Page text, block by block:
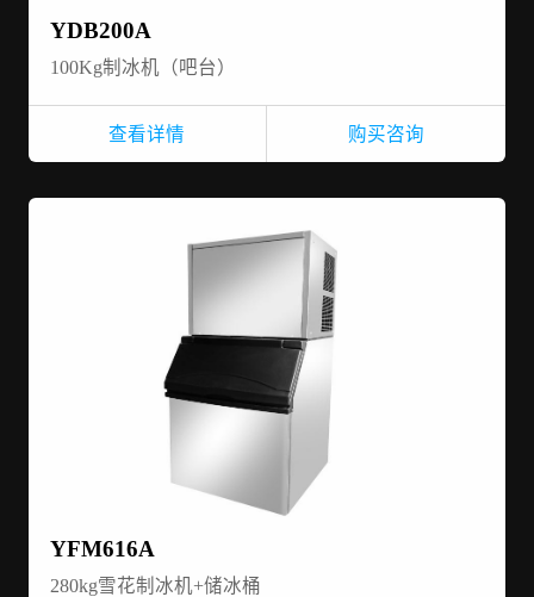
YDB200A
100Kg制冰机（吧台）
查看详情 购买咨询
YFM616A
280kg雪花制冰机+储冰桶